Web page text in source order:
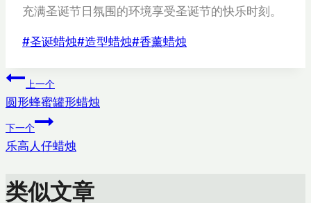
充满圣诞节日氛围的环境享受圣诞节的快乐时刻。
文
标
签：
#圣诞蜡烛#造型蜡烛#香薰蜡烛
文
章
导
航
上一个
圆形蜂蜜罐形蜡烛
下一个
乐高人仔蜡烛
类似文章